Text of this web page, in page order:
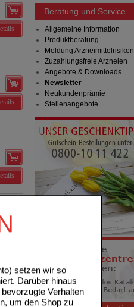
setzen wir so
Darüber hinaus
Verhalten
um den Shop zu
Beratung und Service
Allgemeine Information
Produktberatung
Meldung Arzneimittelrisiken
Zuzahlungsfreie Arzneien
Angebote & Downloads
Newsletter
Neukundenprämie
Stellenangebote